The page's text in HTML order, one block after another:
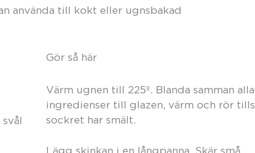
använda till kokt eller ugnsbakad
Gör så här
Värm ugnen till 225º. Blanda samman alla
ingredienser till glazen, värm och rör tills
sockret har smält.
Lägg skinkan i en långpanna. Skär små